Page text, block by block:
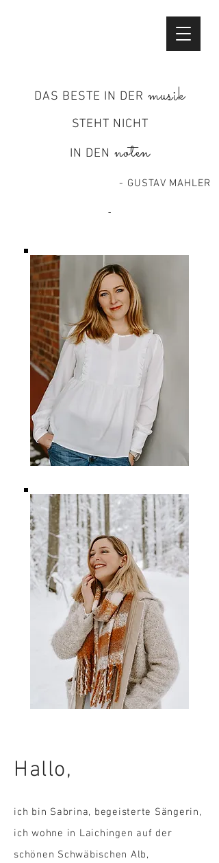
DAS BESTE IN DER musik
STEHT NICHT
IN DEN noten
- GUSTAV MAHLER
-
Hallo,
ich bin Sabrina, begeisterte Sängerin,
ich wohne in Laichingen auf der
schönen Schwäbischen Alb,